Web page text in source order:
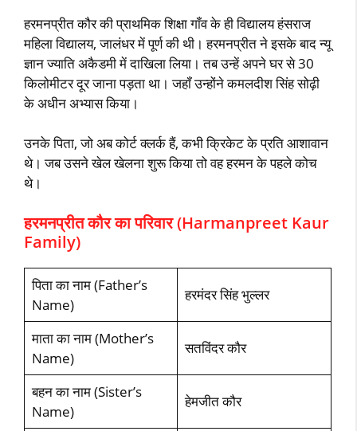
हरमनप्रीत कौर की प्राथमिक शिक्षा गॉंव के ही विद्यालय हंसराज
महिला विद्यालय, जालंधर में पूर्ण की थी। हरमनप्रीत ने इसके बाद न्‍यू
ज्ञान ज्‍याति अकैडमी में दाखिला लिया। तब उन्‍हें अपने घर से 30
किलोमीटर दूर जाना पड़ता था। जहॉं उन्‍होंने कमलदीश सिंह सोढ़ी
के अधीन अभ्‍यास किया।
उनके पिता, जो अब कोर्ट क्‍लर्क हैं, कभी क्रिकेट के प्रति आशावान
थे। जब उसने खेल खेलना शुरू किया तो वह हरमन के पहले कोच
थे।
हरमनप्रीत कौर का परिवार (Harmanpreet Kaur
Family)
पिता का नाम (Father’s
Name)
हरमंदर सिंह भुल्‍लर
माता का नाम (Mother’s
Name)
सतविंदर कौर
बहन का नाम (Sister’s
Name)
हेमजीत कौर